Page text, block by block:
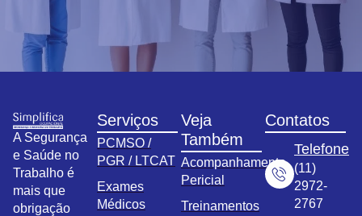
A Segurança
e Saúde no
Trabalho é
mais que
obrigação
Serviços
PCMSO /
PGR / LTCAT
Exames
Médicos
Veja
Também
Acompanhamento
Pericial
Treinamentos
Contatos
Telefone
(11)
2972-
2767